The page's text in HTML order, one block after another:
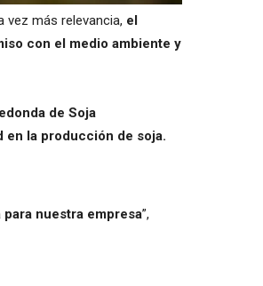
vez más relevancia, el
con el medio ambiente y
de Soja
en la producción de soja.
nuestra empresa”,